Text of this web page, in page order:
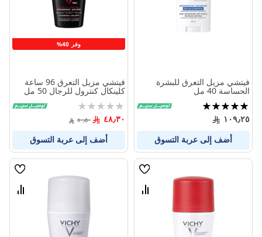
فيتشي مزيل التعرق للبشرة
الحساسة 40 مل
تقييم:
100%
١٠٩٫٢٥
أضف إلى عربة التسوق
وفر 40%
فيتشي مزيل التعرق 96 ساعة
كلينكال كنترول للرجال 50 مل
Rating:
0%
٤٨٫٣٠ ٨٠٫٥٠
أضف إلى عربة التسوق
قائمة
قارن
قائمة
قارن